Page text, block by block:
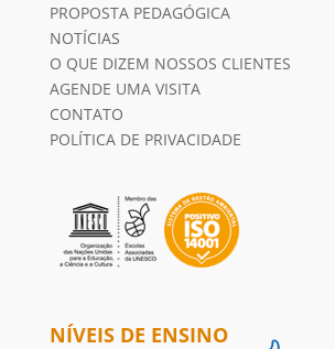
PROPOSTA PEDAGÓGICA
NOTÍCIAS
O QUE DIZEM NOSSOS CLIENTES
AGENDE UMA VISITA
CONTATO
POLÍTICA DE PRIVACIDADE
NÍVEIS DE ENSINO